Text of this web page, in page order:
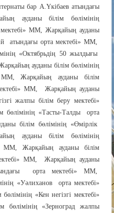
бар А.Үкібаев атындағы
ауданы білім бөлімінің
ММ, Жарқайың ауданы
атындағы орта мектебі» ММ,
«Октябрьдің 50 жылдығы
ауданы білім бөлімінің
ММ, Жарқайың ауданы білім
ММ, Жарқайың ауданы
жалпы білім беру мектебі»
«Тасты-Талды орта
білім бөлімінің «Өмірлік
ауданы білім бөлімінің
ММ, Жарқайың ауданы білім
ММ, Жарқайың ауданы
орта мектебі» ММ,
«Уәлиханов орта мектебі»
«Кен негізгі мектебі»
«Зерноград жалпы